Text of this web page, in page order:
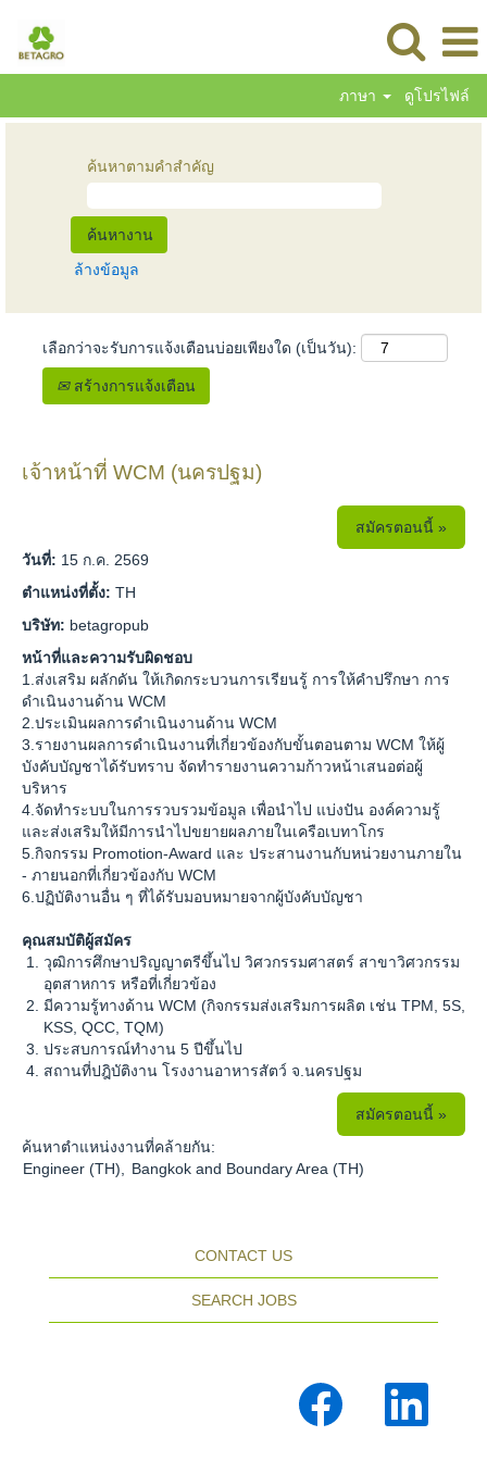
ภาษา ดูโปรไฟล์
ค้นหาตามคำสำคัญ
ล้างข้อมูล
เลือกว่าจะรับการแจ้งเตือนบ่อยเพียงใด (เป็นวัน):
สร้างการแจ้งเตือน
เจ้าหน้าที่ WCM (นครปฐม)
สมัครตอนนี้ »
วันที่: 15 ก.ค. 2569
ตำแหน่งที่ตั้ง: TH
บริษัท: betagropub
หน้าที่และความรับผิดชอบ
1.ส่งเสริม ผลักดัน ให้เกิดกระบวนการเรียนรู้ การให้คำปรึกษา การ
ดำเนินงานด้าน WCM
2.ประเมินผลการดำเนินงานด้าน WCM
3.รายงานผลการดำเนินงานที่เกี่ยวข้องกับขั้นตอนตาม WCM ให้ผู้
บังคับบัญชาได้รับทราบ จัดทำรายงานความก้าวหน้าเสนอต่อผู้
บริหาร
4.จัดทำระบบในการรวบรวมข้อมูล เพื่อนำไป แบ่งปัน องค์ความรู้
และส่งเสริมให้มีการนำไปขยายผลภายในเครือเบทาโกร
5.กิจกรรม Promotion-Award และ ประสานงานกับหน่วยงานภายใน
- ภายนอกที่เกี่ยวข้องกับ WCM
6.ปฏิบัติงานอื่น ๆ ที่ได้รับมอบหมายจากผู้บังคับบัญชา
คุณสมบัติผู้สมัคร
วุฒิการศึกษาปริญญาตรีขึ้นไป วิศวกรรมศาสตร์ สาขาวิศวกรรม
อุตสาหการ หรือที่เกี่ยวข้อง
มีความรู้ทางด้าน WCM (กิจกรรมส่งเสริมการผลิต เช่น TPM, 5S,
KSS, QCC, TQM)
ประสบการณ์ทำงาน 5 ปีขึ้นไป
สถานที่ปฎิบัติงาน โรงงานอาหารสัตว์ จ.นครปฐม
สมัครตอนนี้ »
ค้นหาตำแหน่งงานที่คล้ายกัน:
Engineer (TH),
Bangkok and Boundary Area (TH)
CONTACT US
SEARCH JOBS
ปิ
ด
ใ